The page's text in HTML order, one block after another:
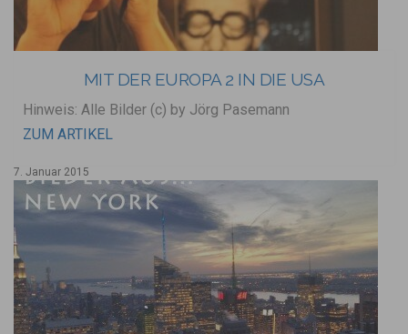
MIT DER EUROPA 2 IN DIE USA
Hinweis: Alle Bilder (c) by Jörg Pasemann
ZUM ARTIKEL
7. Januar 2015